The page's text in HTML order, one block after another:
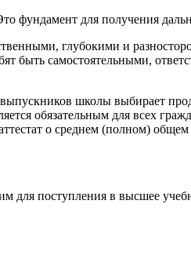
фундамент для получения
глубокими и
быть самостоятельными,
школы выбирает
обязательным для всех
о среднем (полном)
поступления в высшее